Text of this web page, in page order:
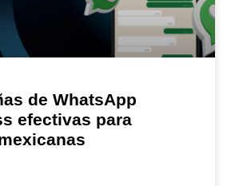
de WhatsApp
efectivas para